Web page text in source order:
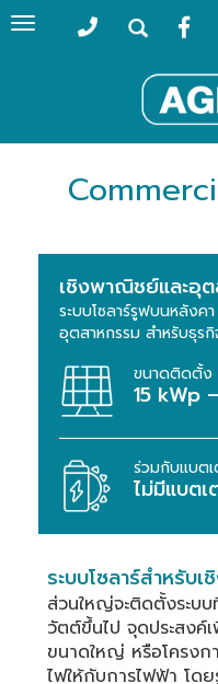
Toggle
เชิงพาณิชย์และอุ
ระบบโซลาร์รูฟบนหลังค
อุตสาหกรรม สำหรับธุร
ขนาดติดตั้ง
15 kWp
ร่วมกับแบต
ไม่มีแบตเ
ระบบโซลาร์สำหรับ
ส่วนใหญ่จะติดตั้งระบ
วัตต์ขึ้นไป จุดประสงค์
ขนาดใหญ่ หรือโครงก
ไฟให้กับการไฟฟ้า โด